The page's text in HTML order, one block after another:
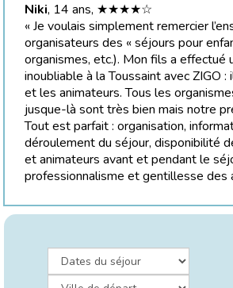
Niki, 14 ans, ★★★★☆
« Je voulais simplement remercier
organisateurs des « séjours pour
organismes, etc.). Mon fils a effectué
inoubliable à la Toussaint avec ZIGO
et les animateurs. Tous les
jusque-là sont très bien mais notre
Tout est parfait : organisation,
déroulement du séjour, disponibilité
et animateurs avant et pendant le
professionnalisme et gentillesse des